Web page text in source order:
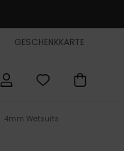
GESCHENKKARTE
4mm Wetsuits